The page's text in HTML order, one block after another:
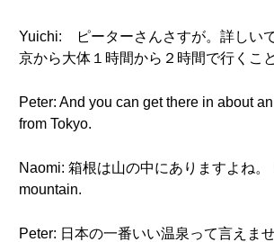
Yuichi: ピーターさんさすが。詳しい
京から大体１時間から２時間で行くこ
Peter: And you can get there in about
from Tokyo.
Naomi: 箱根は山の中にありますよね。
mountain.
Peter: 日本の一番いい温泉って言えま